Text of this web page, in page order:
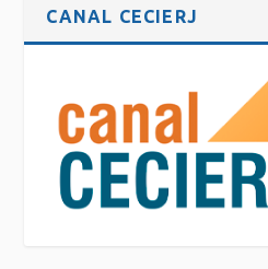
CANAL CECIERJ